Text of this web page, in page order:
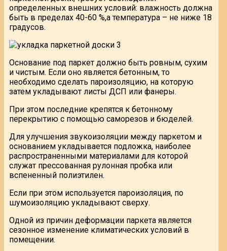
определенных внешних условий: влажность должна
быть в пределах 40-60 %,а температура – не ниже 18
градусов.
Основание под паркет должно быть ровным, сухим
и чистым. Если оно является бетонным, то
необходимо сделать пароизоляцию, на которую
затем укладывают листы ДСП или фанеры.
При этом последние крепятся к бетонному
перекрытию с помощью саморезов и бюделей.
Для улучшения звукоизоляции между паркетом и
основанием укладывается подложка, наиболее
распространенными материалами для которой
служат прессованная рулонная пробка или
вспененный полиэтилен.
Если при этом используется пароизоляция, по
шумоизоляцию укладывают сверху.
Одной из причин деформации паркета является
сезонное изменение климатических условий в
помещении.